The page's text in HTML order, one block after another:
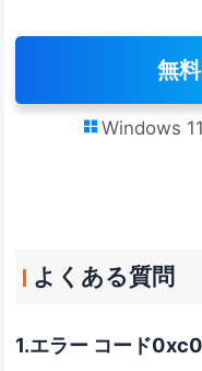
無
 Windows
よくある質問
1.エラー コード